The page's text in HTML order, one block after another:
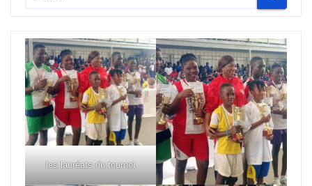
les lauréats du tournoi